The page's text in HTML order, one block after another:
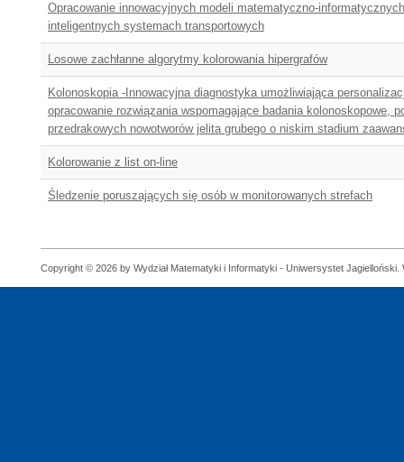
Opracowanie innowacyjnych modeli matematyczno-
inteligentnych systemach transportowych
Losowe zachłanne algorytmy kolorowania hipergrafów
Kolonoskopia -Innowacyjna diagnostyka umożliwiająca
opracowanie rozwiązania wspomagające badania kolonoskopowe,
przedrakowych nowotworów jelita grubego o niskim stadium
Kolorowanie z list on-line
Śledzenie poruszających się osób w monitorowanych strefach
Copyright © 2026 by Wydział Matematyki i Informatyki - Uniwersystet